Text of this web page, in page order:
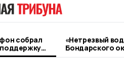
собрал
«Нетрезвый
Бондарского
контроль